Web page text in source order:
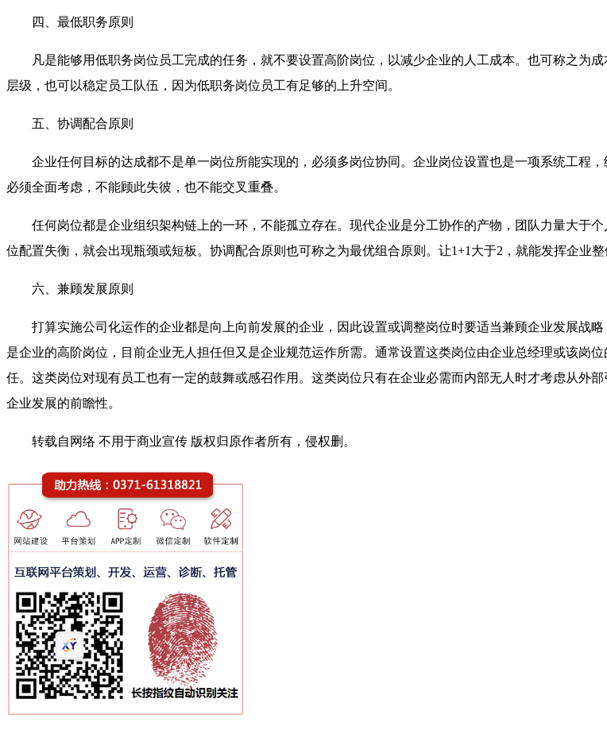
四、最低职务原则
凡是能够用低职务岗位员工完成的任务，就不要设置高阶岗位，以减少企业的人工成本。也可称之为
层级，也可以稳定员工队伍，因为低职务岗位员工有足够的上升空间。
五、协调配合原则
企业任何目标的达成都不是单一岗位所能实现的，必须多岗位协同。企业岗位设置也是一项系统工程
必须全面考虑，不能顾此失彼，也不能交叉重叠。
任何岗位都是企业组织架构链上的一环，不能孤立存在。现代企业是分工协作的产物，团队力量大于
位配置失衡，就会出现瓶颈或短板。协调配合原则也可称之为最优组合原则。让1+1大于2，就能发挥企业整
六、兼顾发展原则
打算实施公司化运作的企业都是向上向前发展的企业，因此设置或调整岗位时要适当兼顾企业发展战
是企业的高阶岗位，目前企业无人担任但又是企业规范运作所需。通常设置这类岗位由企业总经理或该岗
任。这类岗位对现有员工也有一定的鼓舞或感召作用。这类岗位只有在企业必需而内部无人时才考虑从外
企业发展的前瞻性。
转载自网络 不用于商业宣传 版权归原作者所有，侵权删。